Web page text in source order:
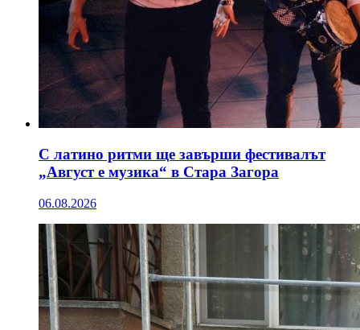
С латино ритми ще завърши фестивалът
„Август е музика“ в Стара Загора
06.08.2026